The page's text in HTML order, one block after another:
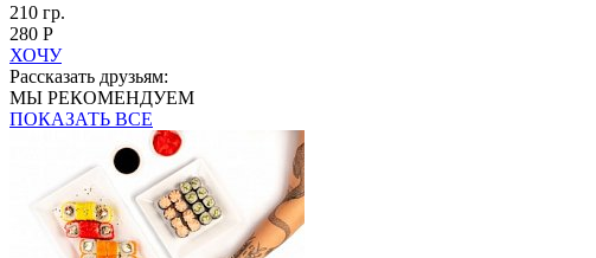
210 гр.
280 Р
ХОЧУ
Рассказать друзьям:
МЫ РЕКОМЕНДУЕМ
ПОКАЗАТЬ ВСЕ